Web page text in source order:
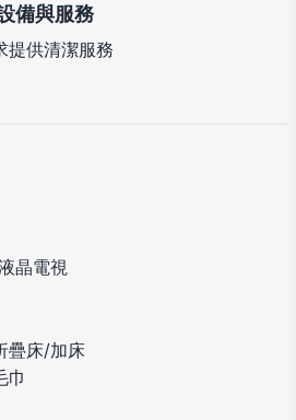
備與服務
提供清潔服務
晶電視
疊床/加床
巾